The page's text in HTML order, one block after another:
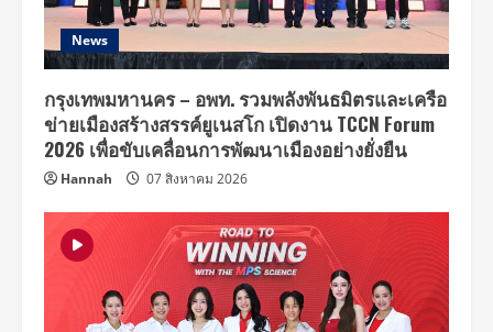
News
กรุงเทพมหานคร – อพท. รวมพลังพันธมิตรและเครือ
ข่ายเมืองสร้างสรรค์ยูเนสโก เปิดงาน TCCN Forum
2026 เพื่อขับเคลื่อนการพัฒนาเมืองอย่างยั่งยืน
Hannah 07 สิงหาคม 2026